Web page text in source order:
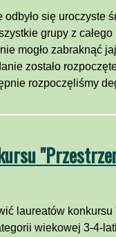
odbyło się uroczyste
grupy z
mogło zabraknąć
zostało
rozpoczęliśmy
laureatów
wiekowej 3-4-